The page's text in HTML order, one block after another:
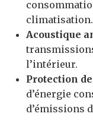
climatisation.
Acoustique
l’intérieur.
Protection
d’énergie
d’émissions